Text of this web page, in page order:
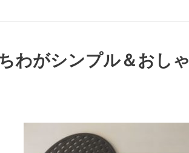
わがシンプル＆おしゃ